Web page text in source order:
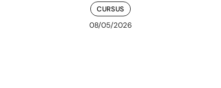
CURSUS
08/05/2026